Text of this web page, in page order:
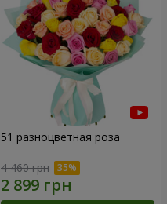
51 разноцветная роза
4 460 грн